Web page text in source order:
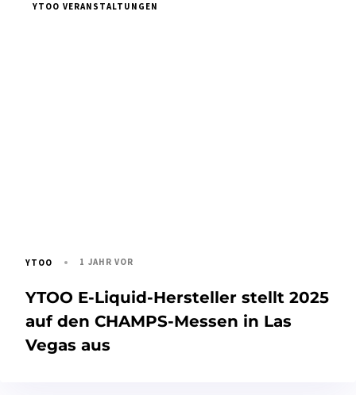
YTOO VERANSTALTUNGEN
YTOO 1 JAHR VOR
YTOO E-Liquid-Hersteller stellt 2025
auf den CHAMPS-Messen in Las
Vegas aus